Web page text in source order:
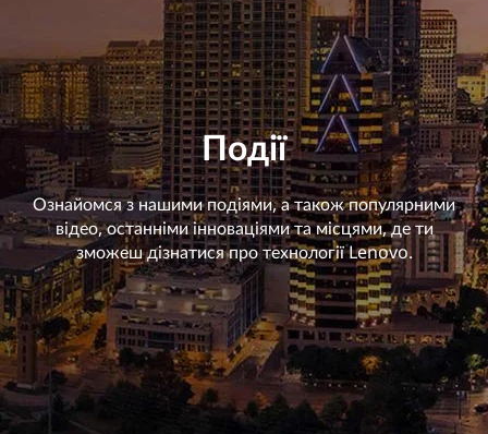
Події
Ознайомся з нашими подіями, а також популярними
відео, останніми інноваціями та місцями, де ти
зможеш дізнатися про технології Lenovo.